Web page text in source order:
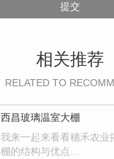
提交
相关推荐
RELATED TO
西昌玻璃温室大棚
我来一起来看看穗禾农业
棚的结构与优点…